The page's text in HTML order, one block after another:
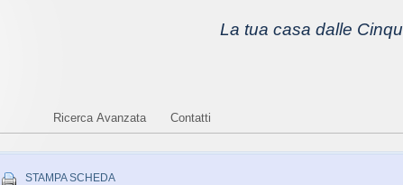
La tua casa dalle
Ricerca Avanzata Contatti
STAMPA SCHEDA